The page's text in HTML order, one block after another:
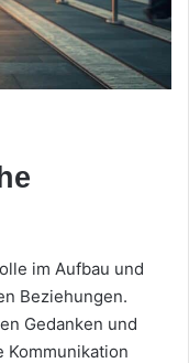
im Aufbau und
Beziehungen.
Gedanken und
Kommunikation